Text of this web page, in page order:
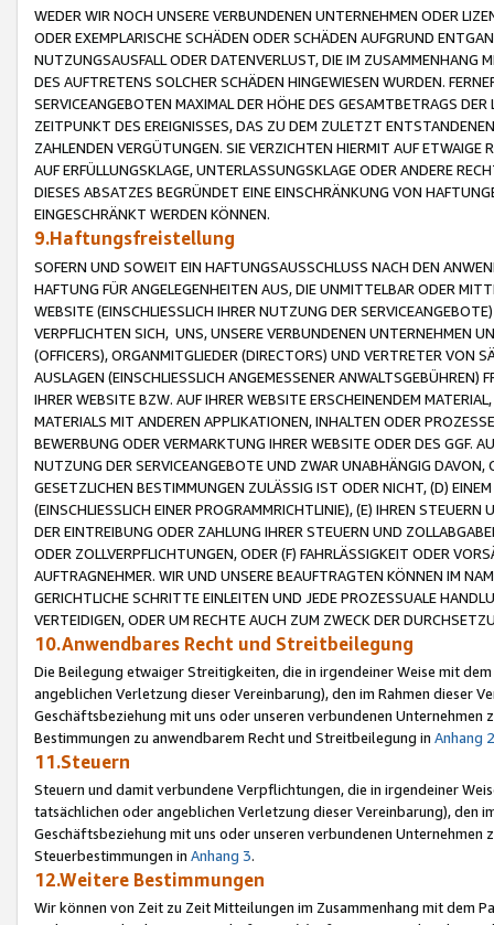
WEDER WIR NOCH UNSERE VERBUNDENEN UNTERNEHMEN ODER
ODER EXEMPLARISCHE SCHÄDEN ODER SCHÄDEN AUFGRUND
NUTZUNGSAUSFALL ODER DATENVERLUST, DIE IM ZUSAMMENHANG
DES AUFTRETENS SOLCHER SCHÄDEN HINGEWIESEN WURDEN.
SERVICEANGEBOTEN MAXIMAL DER HÖHE DES GESAMTBETRAGS
ZEITPUNKT DES EREIGNISSES, DAS ZU DEM ZULETZT
ZAHLENDEN VERGÜTUNGEN. SIE VERZICHTEN HIERMIT AUF
AUF ERFÜLLUNGSKLAGE, UNTERLASSUNGSKLAGE ODER ANDERE
DIESES ABSATZES BEGRÜNDET EINE EINSCHRÄNKUNG VON
EINGESCHRÄNKT WERDEN KÖNNEN.
9.Haftungsfreistellung
SOFERN UND SOWEIT EIN HAFTUNGSAUSSCHLUSS NACH DEN
HAFTUNG FÜR ANGELEGENHEITEN AUS, DIE UNMITTELBAR ODER
WEBSITE (EINSCHLIESSLICH IHRER NUTZUNG DER
VERPFLICHTEN SICH, UNS, UNSERE VERBUNDENEN UNTERNEHMEN
(OFFICERS), ORGANMITGLIEDER (DIRECTORS) UND VERTRETER VON
AUSLAGEN (EINSCHLIESSLICH ANGEMESSENER
IHRER WEBSITE BZW. AUF IHRER WEBSITE ERSCHEINENDEM
MATERIALS MIT ANDEREN APPLIKATIONEN, INHALTEN ODER
BEWERBUNG ODER VERMARKTUNG IHRER WEBSITE ODER DES GGF.
NUTZUNG DER SERVICEANGEBOTE UND ZWAR UNABHÄNGIG
GESETZLICHEN BESTIMMUNGEN ZULÄSSIG IST ODER NICHT, (D)
(EINSCHLIESSLICH EINER PROGRAMMRICHTLINIE), (E) IHREN
DER EINTREIBUNG ODER ZAHLUNG IHRER STEUERN UND
ODER ZOLLVERPFLICHTUNGEN, ODER (F) FAHRLÄSSIGKEIT ODER
AUFTRAGNEHMER. WIR UND UNSERE BEAUFTRAGTEN KÖNNEN IM
GERICHTLICHE SCHRITTE EINLEITEN UND JEDE PROZESSUALE
VERTEIDIGEN, ODER UM RECHTE AUCH ZUM ZWECK DER
10.Anwendbares Recht und Streitbeilegung
Die Beilegung etwaiger Streitigkeiten, die in irgendeiner Weise mit
angeblichen Verletzung dieser Vereinbarung), den im Rahmen dieser
Geschäftsbeziehung mit uns oder unseren verbundenen
Bestimmungen zu anwendbarem Recht und Streitbeilegung in Anhang 2
11.Steuern
Steuern und damit verbundene Verpflichtungen, die in irgendeiner
tatsächlichen oder angeblichen Verletzung dieser Vereinbarung), den
Geschäftsbeziehung mit uns oder unseren verbundenen
Steuerbestimmungen in Anhang 3.
12.Weitere Bestimmungen
Wir können von Zeit zu Zeit Mitteilungen im Zusammenhang mit dem